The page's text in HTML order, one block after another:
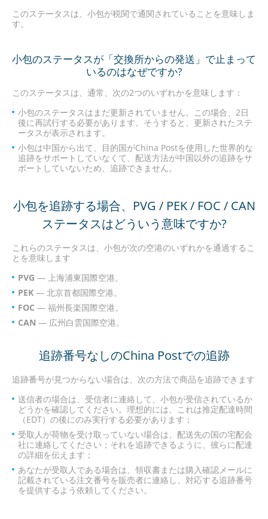
このステータスは、小包が税関で通関されていることを意味しま
す。
小包のステータスが「交換所からの発送」で止まって
いるのはなぜですか?
このステータスは、通常、次の2つのいずれかを意味します：
小包のステータスはまだ更新されていません。この場合、2日
後に再試行する必要があります。そうすると、更新されたステ
ータスが表示されます。
小包は中国から出て、目的国がChina Postを使用した世界的な
追跡をサポートしていなくて、配送方法が中国以外の追跡をサ
ポートしていないため、追跡できません。
小包を追跡する場合、PVG / PEK / FOC / CAN
ステータスはどういう意味ですか?
これらのステータスは、小包が次の空港のいずれかを通過するこ
とを意味します
PVG — 上海浦東国際空港。
PEK — 北京首都国際空港。
FOC — 福州長楽国際空港。
CAN — 広州白雲国際空港。
追跡番号なしのChina Postでの追跡
追跡番号が見つからない場合は、次の方法で商品を追跡できます
送信者の場合は、受信者に連絡して、小包が受信されているか
どうかを確認してください。理想的には、これは推定配達時間
（EDT）の後にのみ実行する必要があります；
受取人が荷物を受け取っていない場合は、配送先の国の宅配会
社に連絡してください；それを追跡できるように、彼らに配達
の詳細を伝えます；
あなたが受取人である場合は、領収書または購入確認メールに
記載されている注文番号を販売者に連絡し、対応する追跡番号
を提供するよう依頼してください。